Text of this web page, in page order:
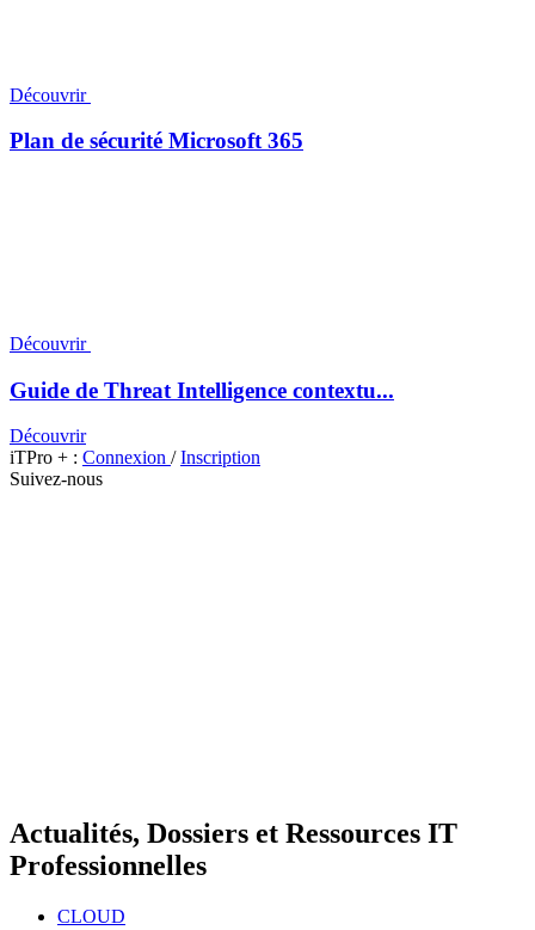
Découvrir
Plan de sécurité Microsoft 365
Découvrir
Guide de Threat Intelligence contextu...
Découvrir
iTPro + : Connexion /Inscription
Suivez-nous
Actualités, Dossiers et Ressources IT
Professionnelles
CLOUD